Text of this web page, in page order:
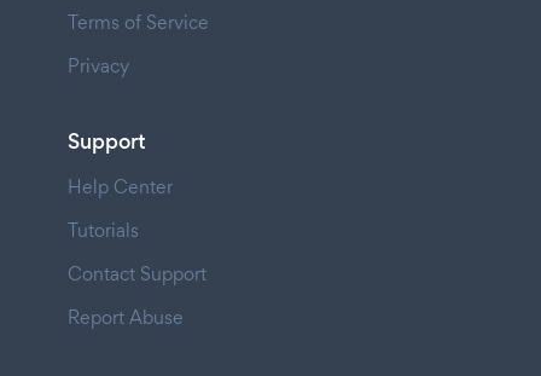
Terms of Service
Privacy
Support
Help Center
Tutorials
Contact Support
Report Abuse